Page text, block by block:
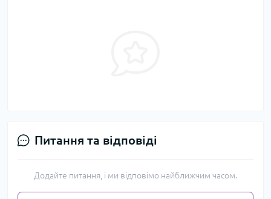
Питання та відповіді
Додайте питання, і ми відповімо найближчим часом.